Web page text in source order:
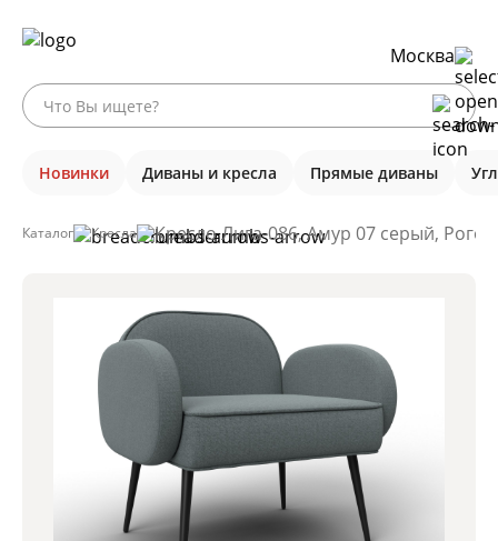
Москва
Новинки Диваны и кресла Прямые диваны
Каталог Кресла Кресло Лига-086, Амур 07 серый,